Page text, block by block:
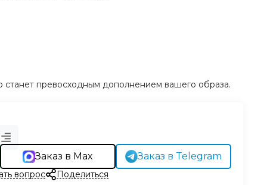
станет превосходным дополнением вашего образа.
Заказ в Max Заказ в Telegram
вопрос Поделиться